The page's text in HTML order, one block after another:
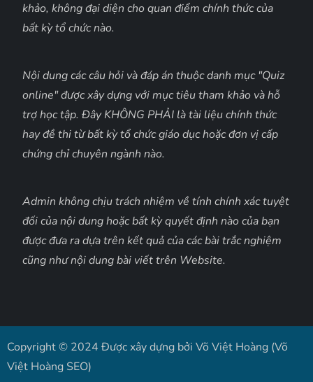
khảo, không đại diện cho quan điểm chính thức của
bất kỳ tổ chức nào.
Nội dung các câu hỏi và đáp án thuộc danh mục "Quiz
online" được xây dựng với mục tiêu tham khảo và hỗ
trợ học tập. Đây KHÔNG PHẢI là tài liệu chính thức
hay đề thi từ bất kỳ tổ chức giáo dục hoặc đơn vị cấp
chứng chỉ chuyên ngành nào.
Admin không chịu trách nhiệm về tính chính xác tuyệt
đối của nội dung hoặc bất kỳ quyết định nào của bạn
được đưa ra dựa trên kết quả của các bài trắc nghiệm
cũng như nội dung bài viết trên Website.
Copyright © 2024 Được xây dựng bởi Võ Việt Hoàng (Võ
Việt Hoàng SEO)